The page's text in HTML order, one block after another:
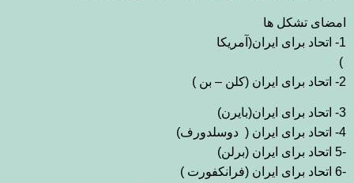
امضای تشکل ها
1-
اتحاد برای ایران(آمریکا
(
2-
اتحاد برای ایران (کلن – بن )
3- اتحاد برای ایران(بایرن
(
-4 اتحاد برای ایرا ن ) دوسلدورف)
-5
اتحاد برای ایران (برلن(
-6
اتحاد برای ایران (فرانکفورت )